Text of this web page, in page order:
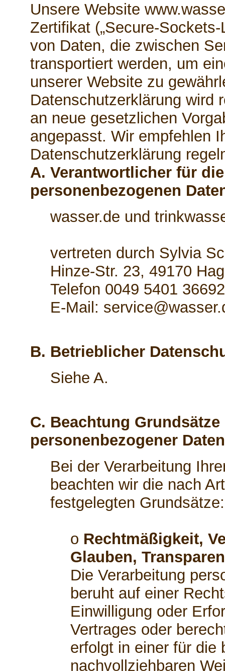
Unsere Website
Zertifikat („Secure-
von Daten, die zwischen
transportiert werden, um
unserer Website zu
Datenschutzerklärung wird
an neue gesetzlichen
angepasst. Wir empfehlen
Datenschutzerklärung
A. Verantwortlicher für
personenbezogenen
wasser.de und
vertreten durch Sylvia
Hinze-Str. 23, 49170
Telefon 0049 5401
E-Mail:
B. Betrieblicher
Siehe A.
C. Beachtung
personenbezogener Daten
Bei der Verarbeitung
beachten wir die nach
festgelegten Grundsätze:
o Rechtmäßigkeit,
Glauben,
Die Verarbeitung
beruht auf einer
Einwilligung oder
Vertrages oder
erfolgt in einer für die
nachvollziehbaren